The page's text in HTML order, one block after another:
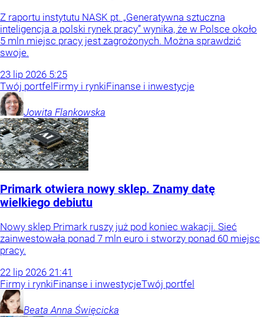
Z raportu instytutu NASK pt. „Generatywna sztuczna
inteligencja a polski rynek pracy” wynika, że w Polsce około
5 mln miejsc pracy jest zagrożonych. Można sprawdzić
swoje.
23 lip 2026 5:25
Twój portfelFirmy i rynkiFinanse i inwestycje
Jowita Flankowska
Primark otwiera nowy sklep. Znamy datę
wielkiego debiutu
Nowy sklep Primark ruszy już pod koniec wakacji. Sieć
zainwestowała ponad 7 mln euro i stworzy ponad 60 miejsc
pracy.
22 lip 2026 21:41
Firmy i rynkiFinanse i inwestycjeTwój portfel
Beata Anna Święcicka